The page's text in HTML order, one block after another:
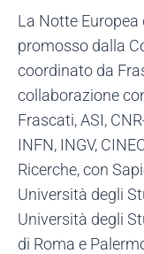
La Notte
promosso dalla
coordinato da
collaborazione
Frascati, ASI,
INFN, INGV,
Ricerche, con
Università degli
Università degli
di Roma e